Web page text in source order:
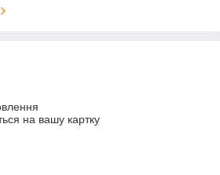
на вашу картку